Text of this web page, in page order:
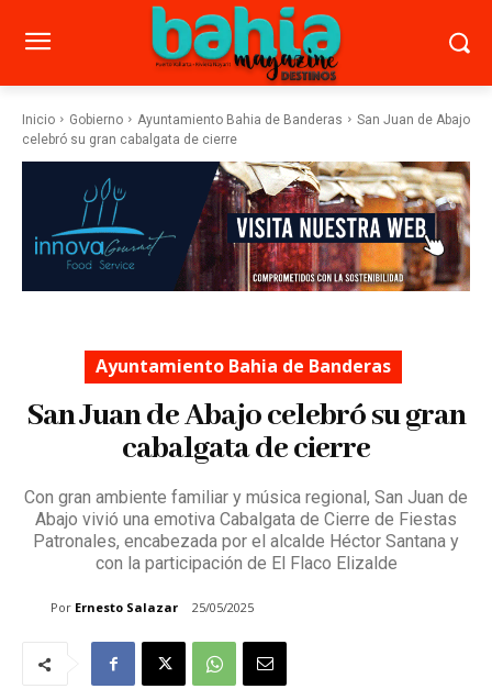
Inicio Gobierno Ayuntamiento Bahia de Banderas
San Juan de Abajo
celebró su gran cabalgata de cierre
Ayuntamiento Bahia de Banderas
San Juan de Abajo celebró su gran
cabalgata de cierre
Con gran ambiente familiar y música regional, San Juan de
Abajo vivió una emotiva Cabalgata de Cierre de Fiestas
Patronales, encabezada por el alcalde Héctor Santana y
con la participación de El Flaco Elizalde
Por Ernesto Salazar 25/05/2025